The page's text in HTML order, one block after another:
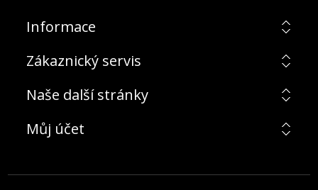
Informace
Zákaznický servis
Naše další stránky
Můj účet